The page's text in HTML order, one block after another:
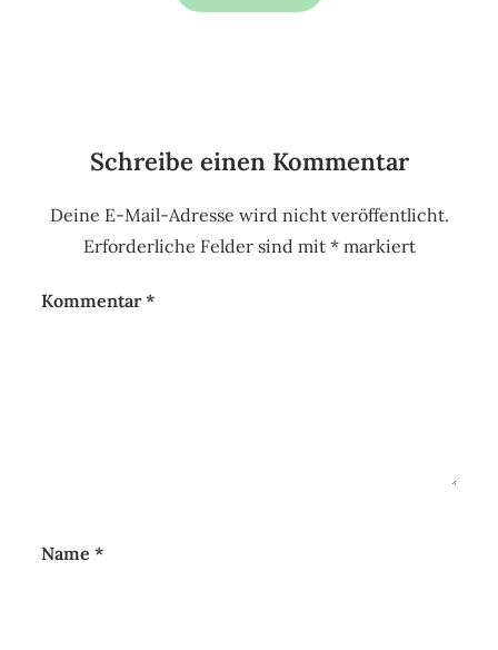
Schreibe einen Kommentar
Deine E-Mail-Adresse wird nicht veröffentlicht.
Erforderliche Felder sind mit *markiert
Kommentar*
Name*